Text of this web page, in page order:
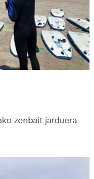
zenbait jarduera